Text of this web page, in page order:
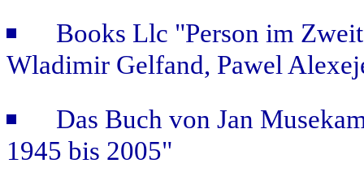
Books Llc "Person im
Wladimir Gelfand, Pawel
Das Buch von Jan
1945 bis 2005"